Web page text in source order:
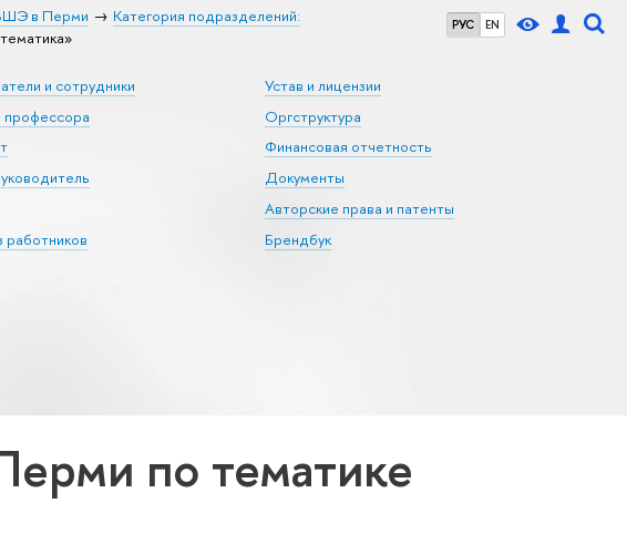
РУС EN
в Перми
Категория подразделений:
и сотрудники
Устав и лицензии
Оргструктура
Финансовая отчетность
Документы
Авторские права и патенты
Брендбук
по тематике